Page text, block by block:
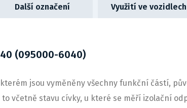
Další označení Využití ve vozidlech
(095000-6040)
jsou vyměněny všechny funkční částí,
včetně stavu cívky, u které se měří izolační